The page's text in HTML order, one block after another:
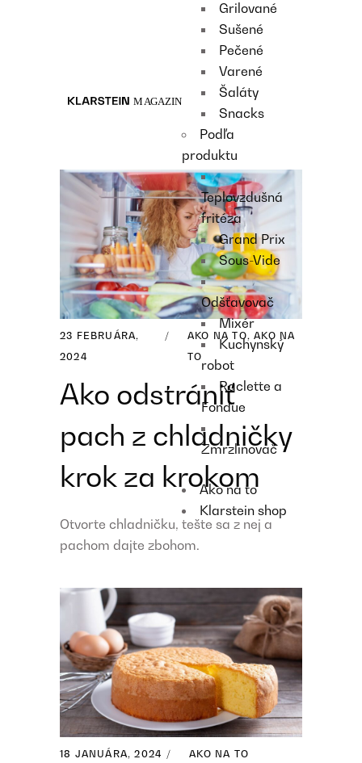
Grilované
Sušené
Pečené
Varené
Šaláty
Snacks
Podľa
produktu
Teplovzdušná
fritéza
Grand Prix
Sous-Vide
Odšťavovač
Mixér
Kuchynský
robot
Raclette a
Fondue
Zmrzlinovač
Ako na to
Klarstein shop
23 FEBRUÁRA,
2024
AKO NA TO,AKO NA
TO
Ako odstrániť
pach z chladničky
krok za krokom
Otvorte chladničku, tešte sa z nej a
pachom dajte zbohom.
18 JANUÁRA, 2024 AKO NA TO